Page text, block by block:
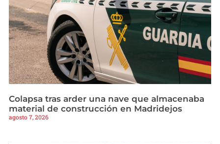
Colapsa tras arder una nave que almacenaba
material de construcción en Madridejos
agosto 7, 2026